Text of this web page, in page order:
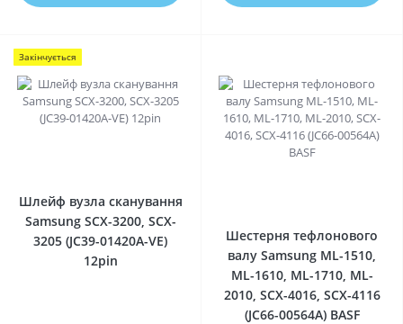
Закінчується
Шлейф вузла сканування
Samsung SCX-3200, SCX-
3205 (JC39-01420A-VE)
12pin
Шестерня тефлонового
валу Samsung ML-1510,
ML-1610, ML-1710, ML-
2010, SCX-4016, SCX-4116
(JC66-00564A) BASF